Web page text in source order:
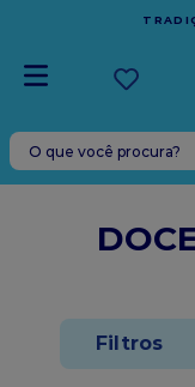
EM
ESPÍRITO SANTO
O que você
TERMOS MAIS
caixa
vela
bala